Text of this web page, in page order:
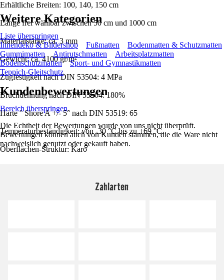
Erhältliche Breiten: 100, 140, 150 cm
Länge frei wählbar zwischen 50 cm und 1000 cm
Materialstärke: ca. 3 mm
Gewicht: ca. 4100 gr/m²
Zugfestigkeit nach DIN 53504: 4 MPa
Bruchdehnung nach DIN 53504: 180%
Härte ° Shore A +/- 5° nach DIN 53519: 65
Temperaturbeständigkeit: von -30 °C bis zu +69 °C
Oberflächen-Struktur: Karo
Weitere Kategorien
Liste überspringen
Innendeko & Bildershop
Fußmatten
Bodenmatten & Schutzmatten
Gummimatten
Antirutschmatten
Arbeitsplatzmatten
Bodenschutzmatten
Sport- und Gymnastikmatten
Teppich-Gleitschutz
Kundenbewertungen
Bereich überspringen
Die Echtheit der Bewertungen wurde von uns nicht überprüft.
Bewertungen können auch von Kunden stammen, die die Ware nicht
nachweislich genutzt oder gekauft haben.
Zahlarten